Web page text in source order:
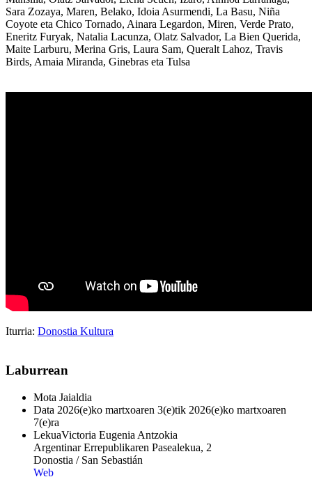
Sara Zozaya, Maren, Belako, Idoia Asurmendi, La Basu, Niña
Coyote eta Chico Tornado, Ainara Legardon, Miren, Verde Prato,
Eneritz Furyak, Natalia Lacunza, Olatz Salvador, La Bien Querida,
Maite Larburu, Merina Gris, Laura Sam, Queralt Lahoz, Travis
Birds, Amaia Miranda, Ginebras eta Tulsa
Iturria: Donostia Kultura
Laburrean
Mota Jaialdia
Data 2026(e)ko martxoaren 3(e)tik 2026(e)ko martxoaren
7(e)ra
LekuaVictoria Eugenia Antzokia
Argentinar Errepublikaren Pasealekua, 2
Donostia / San Sebastián
Web